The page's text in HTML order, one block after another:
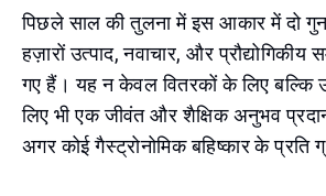
पिछले साल की तुलना में इस आकार में दो
हज़ारों उत्पाद, नवाचार, और प्रौद्योगिकीय
गए हैं। यह न केवल वितरकों के लिए
लिए भी एक जीवंत और शैक्षिक अनुभव
अगर कोई गैस्ट्रोनोमिक बहिष्कार के प्रति